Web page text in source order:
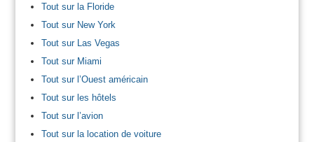
Tout sur la Floride
Tout sur New York
Tout sur Las Vegas
Tout sur Miami
Tout sur l’Ouest américain
Tout sur les hôtels
Tout sur l’avion
Tout sur la location de voiture